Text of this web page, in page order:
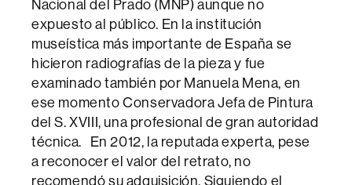
Nacional del Prado (MNP) aunque no
expuesto al público. En la institución
museística más importante de España se
hicieron radiografías de la pieza y fue
examinado también por Manuela Mena, en
ese momento Conservadora Jefa de Pintura
del S. XVIII, una profesional de gran autoridad
técnica. En 2012, la reputada experta, pese
a reconocer el valor del retrato, no
recomendó su adquisición. Siguiendo el